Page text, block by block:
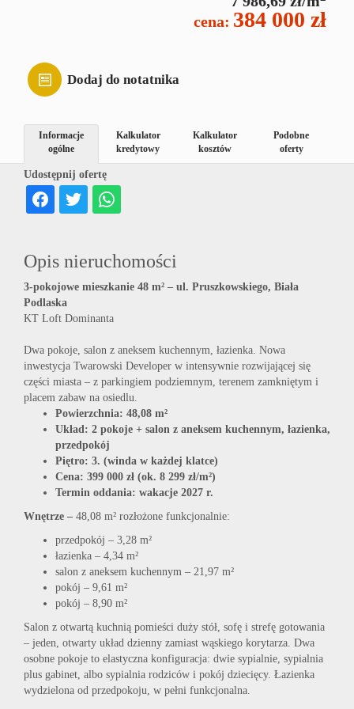
Blog
cena: 384 000 zł
Dodaj do notatnika
Udostępnij ofertę
Informacje
ogólne
Kalkulator
kredytowy
Kalkulator
kosztów
Podobne
oferty
Opis nieruchomości
3-pokojowe mieszkanie 48 m² – ul. Pruszkowskiego, Biała
Podlaska
KT Loft Dominanta
Dwa pokoje, salon z aneksem kuchennym, łazienka. Nowa
inwestycja Twarowski Developer w intensywnie rozwijającej się
części miasta – z parkingiem podziemnym, terenem zamkniętym i
placem zabaw na osiedlu.
Powierzchnia: 48,08 m²
Układ: 2 pokoje + salon z aneksem kuchennym, łazienka,
przedpokój
Piętro: 3. (winda w każdej klatce)
Cena: 399 000 zł (ok. 8 299 zł/m²)
Termin oddania: wakacje 2027 r.
Wnętrze – 48,08 m² rozłożone funkcjonalnie:
przedpokój – 3,28 m²
łazienka – 4,34 m²
salon z aneksem kuchennym – 21,97 m²
pokój – 9,61 m²
pokój – 8,90 m²
Salon z otwartą kuchnią pomieści duży stół, sofę i strefę gotowania
– jeden, otwarty układ dzienny zamiast wąskiego korytarza. Dwa
osobne pokoje to elastyczna konfiguracja: dwie sypialnie, sypialnia
plus gabinet, albo sypialnia rodziców i pokój dziecięcy. Łazienka
wydzielona od przedpokoju, w pełni funkcjonalna.